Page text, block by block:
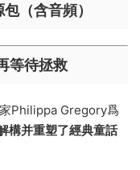
（含音頻）
等待拯救
Philippa Gregory爲
構并重塑了經典童話